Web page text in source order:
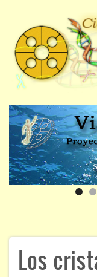
contenido
principal
Navegación
principal
INICIO
Los